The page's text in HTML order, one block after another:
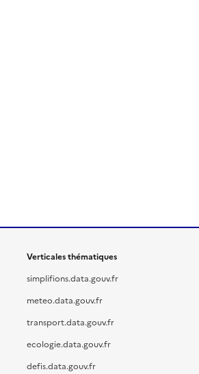
Verticales thématiques
simplifions.data.gouv.fr
meteo.data.gouv.fr
transport.data.gouv.fr
ecologie.data.gouv.fr
defis.data.gouv.fr